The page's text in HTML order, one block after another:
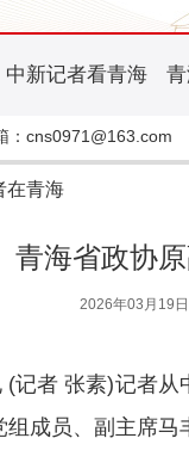
中新记者看青海
：cns0971@163.com
在青海
青海省政协
2026年03月19
者 张素)记者从
成员、副主席马